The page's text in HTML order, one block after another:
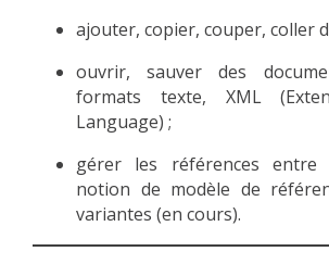
DOCTORAL TRAINING
THESES IN PROGRESS
MOOC
METHODS AND TOOLS
SOFTWARE
PUBLICATIONS SUR HAL
ajouter, copier, couper, coller
ouvrir, sauver des
formats texte, XML
Language) ;
gérer les références entre
notion de modèle de
variantes (en cours).